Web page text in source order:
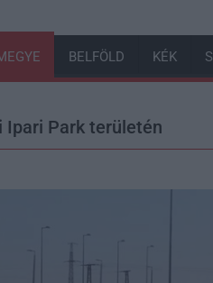
BELFÖLD KÉK
Ipari Park területén